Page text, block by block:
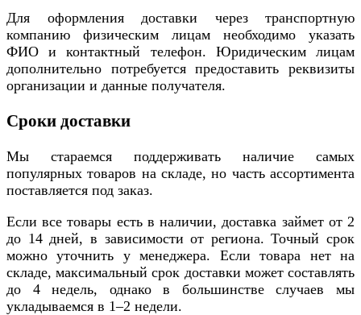
Для оформления доставки через транспортную
компанию физическим лицам необходимо указать
ФИО и контактный телефон. Юридическим лицам
дополнительно потребуется предоставить реквизиты
организации и данные получателя.
Сроки доставки
Мы стараемся поддерживать наличие самых
популярных товаров на складе, но часть ассортимента
поставляется под заказ.
Если все товары есть в наличии, доставка займет от 2
до 14 дней, в зависимости от региона. Точный срок
можно уточнить у менеджера. Если товара нет на
складе, максимальный срок доставки может составлять
до 4 недель, однако в большинстве случаев мы
укладываемся в 1–2 недели.